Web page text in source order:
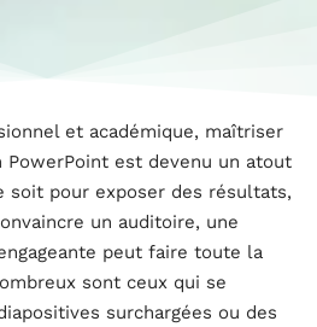
et académique, maîtriser
PowerPoint est devenu un atout
soit pour exposer des résultats,
un auditoire, une
peut faire toute la
sont ceux qui se
surchargées ou des